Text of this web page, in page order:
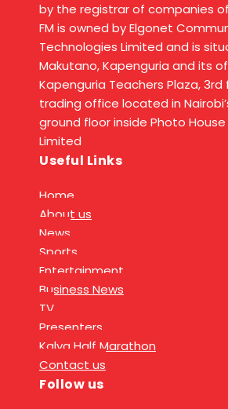
by the registrar of companies
FM is owned by Elgonet
Technologies Limited and is
Makutano, Kapenguria and its
Kapenguria Teachers Plaza,
trading office located in
ground floor inside Photo
Limited
Useful Links
Home
About us
News
Sports
Entertainment
Business News
TV
Presenters
Kalya Half Marathon
Contact us
Follow us